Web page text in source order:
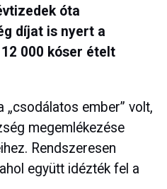
óta
díjat is nyert a
000 kóser ételt
ember” volt,
megemlékezése
Rendszeresen
együtt idézték fel a